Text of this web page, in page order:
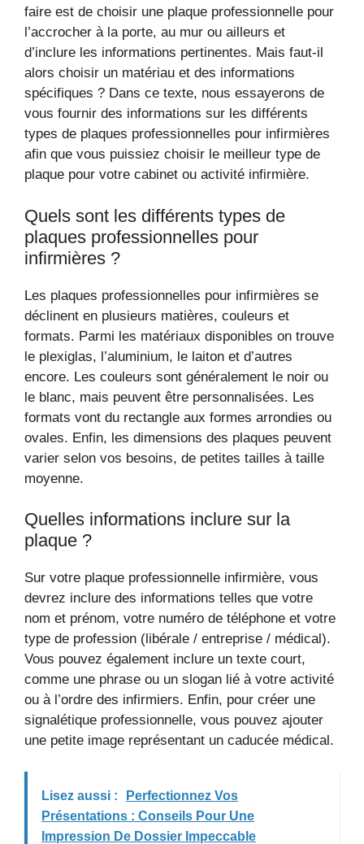
faire est de choisir une plaque professionnelle pour
l’accrocher à la porte, au mur ou ailleurs et
d’inclure les informations pertinentes. Mais faut-il
alors choisir un matériau et des informations
spécifiques ? Dans ce texte, nous essayerons de
vous fournir des informations sur les différents
types de plaques professionnelles pour infirmières
afin que vous puissiez choisir le meilleur type de
plaque pour votre cabinet ou activité infirmière.
Quels sont les différents types de
plaques professionnelles pour
infirmières ?
Les plaques professionnelles pour infirmières se
déclinent en plusieurs matières, couleurs et
formats. Parmi les matériaux disponibles on trouve
le plexiglas, l’aluminium, le laiton et d’autres
encore. Les couleurs sont généralement le noir ou
le blanc, mais peuvent être personnalisées. Les
formats vont du rectangle aux formes arrondies ou
ovales. Enfin, les dimensions des plaques peuvent
varier selon vos besoins, de petites tailles à taille
moyenne.
Quelles informations inclure sur la
plaque ?
Sur votre plaque professionnelle infirmière, vous
devrez inclure des informations telles que votre
nom et prénom, votre numéro de téléphone et votre
type de profession (libérale / entreprise / médical).
Vous pouvez également inclure un texte court,
comme une phrase ou un slogan lié à votre activité
ou à l’ordre des infirmiers. Enfin, pour créer une
signalétique professionnelle, vous pouvez ajouter
une petite image représentant un caducée médical.
Lisez aussi :
Perfectionnez Vos
Présentations : Conseils Pour Une
Impression De Dossier Impeccable